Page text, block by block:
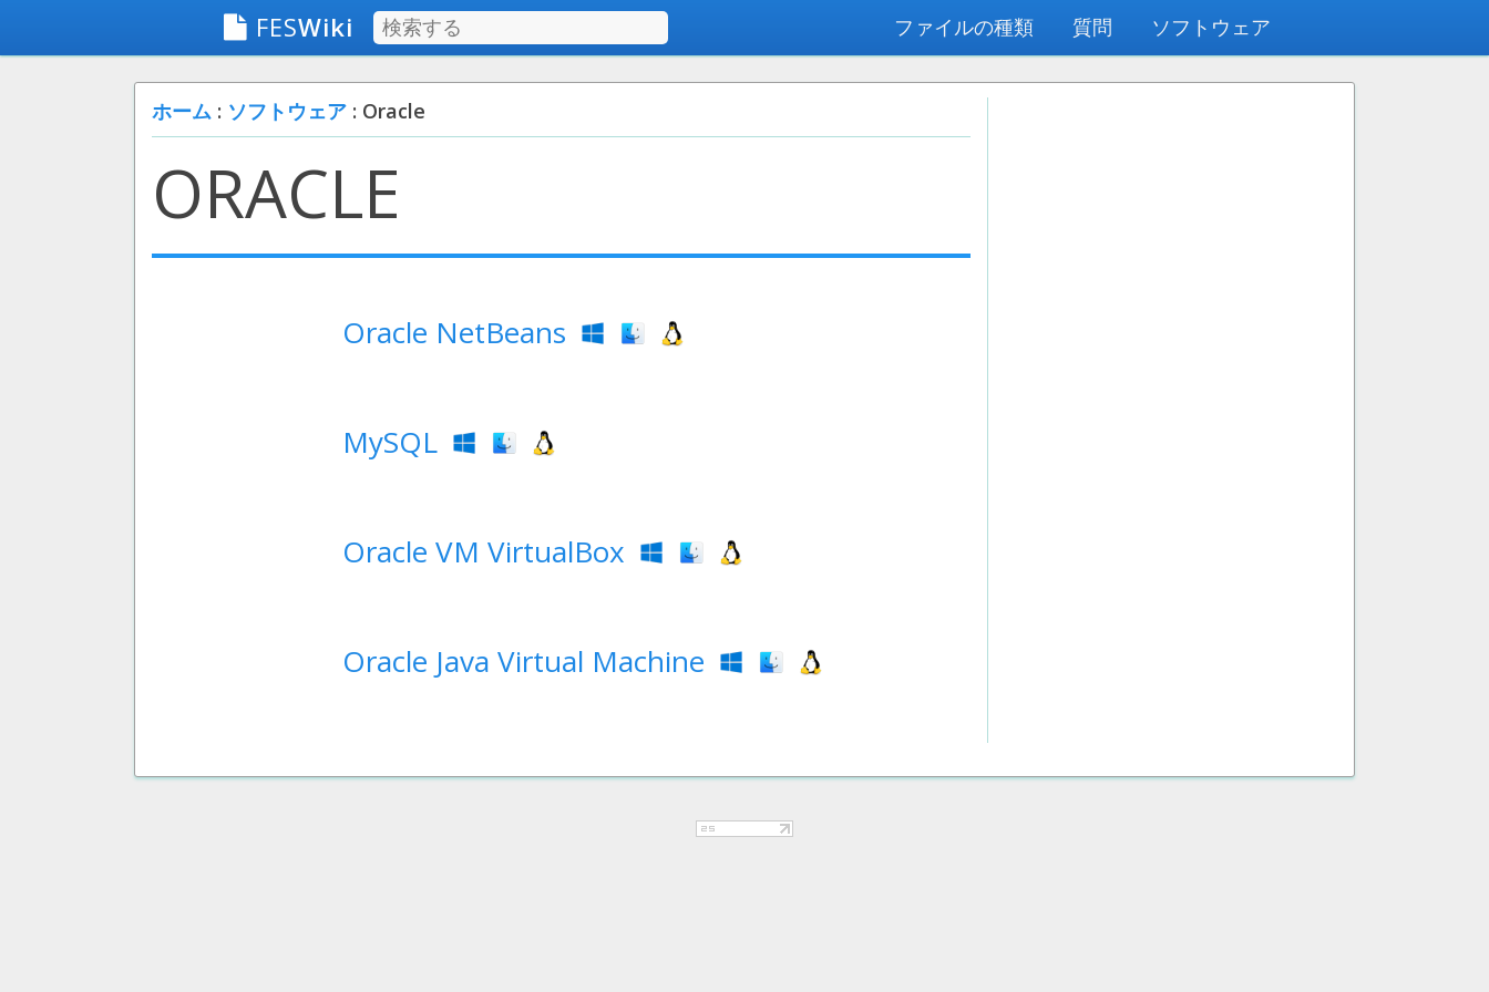
FESWiki ファイルの種類 質問 ソフトウェア
ホーム : ソフトウェア : Oracle
ORACLE
Oracle NetBeans
MySQL
Oracle VM VirtualBox
Oracle Java Virtual Machine